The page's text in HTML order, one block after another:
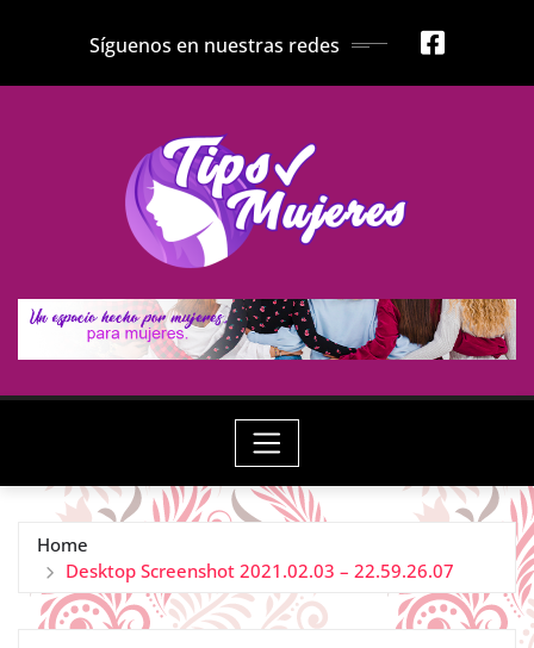
Síguenos en nuestras redes
Home
Desktop Screenshot 2021.02.03 – 22.59.26.07